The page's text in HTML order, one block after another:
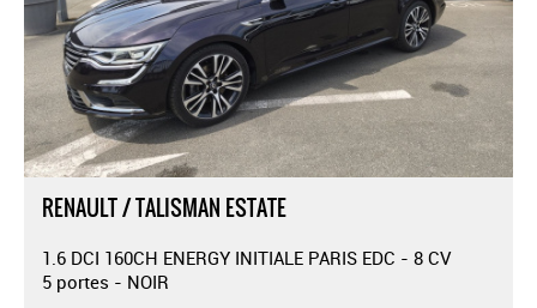
RENAULT / TALISMAN ESTATE
1.6 DCI 160CH ENERGY INITIALE PARIS EDC - 8 CV
5 portes - NOIR